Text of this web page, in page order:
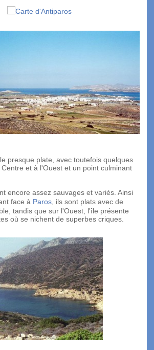
presque plate, avec toutefois quelques
et à l'Ouest et un point culminant
encore assez sauvages et variés. Ainsi
face à Paros , ils sont plats avec de
tandis que sur l'Ouest, l'île présente
où se nichent de superbes criques.